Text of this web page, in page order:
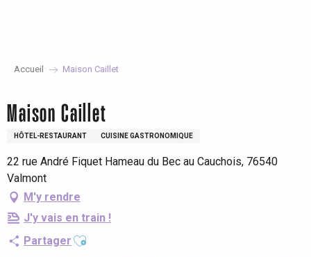
Accueil Maison Caillet
Maison Caillet
HÔTEL-RESTAURANT CUISINE GASTRONOMIQUE
22 rue André Fiquet Hameau du Bec au Cauchois, 76540
Valmont
M'y rendre
J'y vais en train !
Partager Ajouter aux favoris